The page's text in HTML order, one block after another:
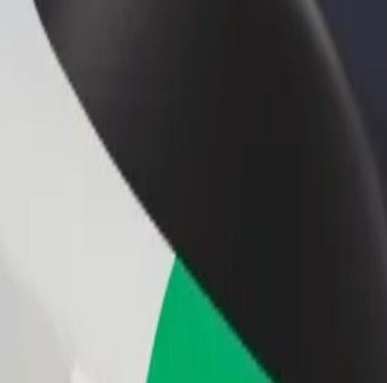
Lisää ravintola tai kauppa
Tavoita lisää asiakkaita ja kasvata
School of Law-Annex kohteeseen Rupa's Mall